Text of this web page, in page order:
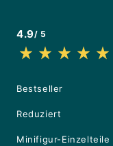
4.9/ 5
Bestseller
Reduziert
Minifigur-Einzelteile